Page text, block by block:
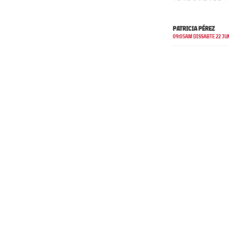
PATRICIA PÉREZ
09:05AM DISSABTE 22